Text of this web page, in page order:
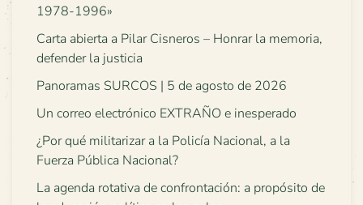
1978-1996»
Carta abierta a Pilar Cisneros – Honrar la memoria,
defender la justicia
Panoramas SURCOS | 5 de agosto de 2026
Un correo electrónico EXTRAÑO e inesperado
¿Por qué militarizar a la Policía Nacional, a la
Fuerza Pública Nacional?
La agenda rotativa de confrontación: a propósito de